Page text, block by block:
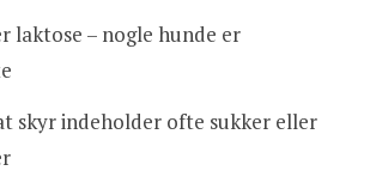
laktose – nogle hunde er
skyr indeholder ofte sukker eller